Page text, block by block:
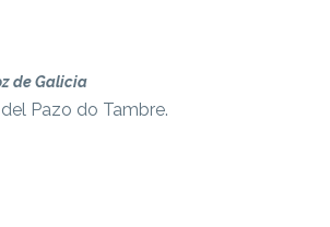
de Galicia
Pazo do Tambre.